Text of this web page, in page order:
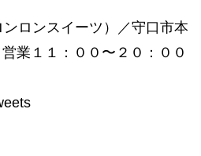
ロンスイーツ）／守口市本
業１１：００〜２０：００